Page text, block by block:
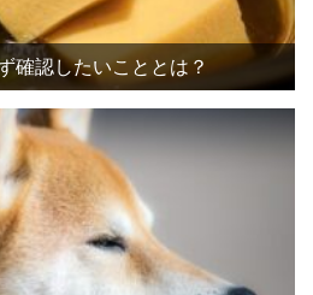
確認したいこととは？